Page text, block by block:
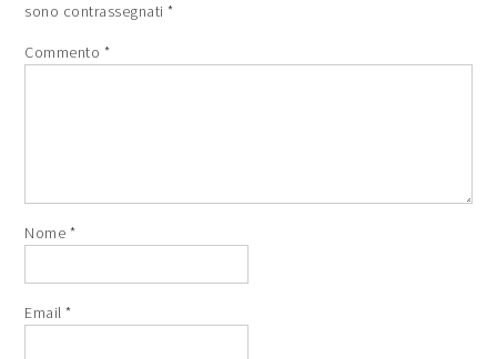
sono contrassegnati*
Commento *
Nome *
Email*